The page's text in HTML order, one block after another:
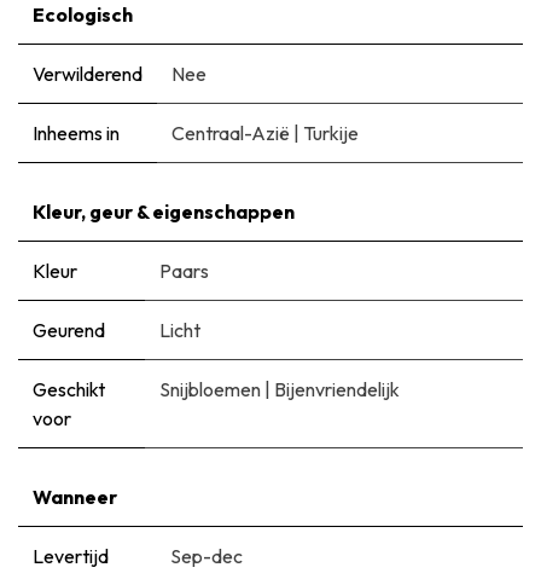
Ecologisch
Verwilderend Nee
Inheems in Centraal-Azië | Turkije
Kleur, geur & eigenschappen
Kleur Paars
Geurend Licht
Geschikt
voor
Snijbloemen | Bijenvriendelijk
Wanneer
Levertijd Sep-dec